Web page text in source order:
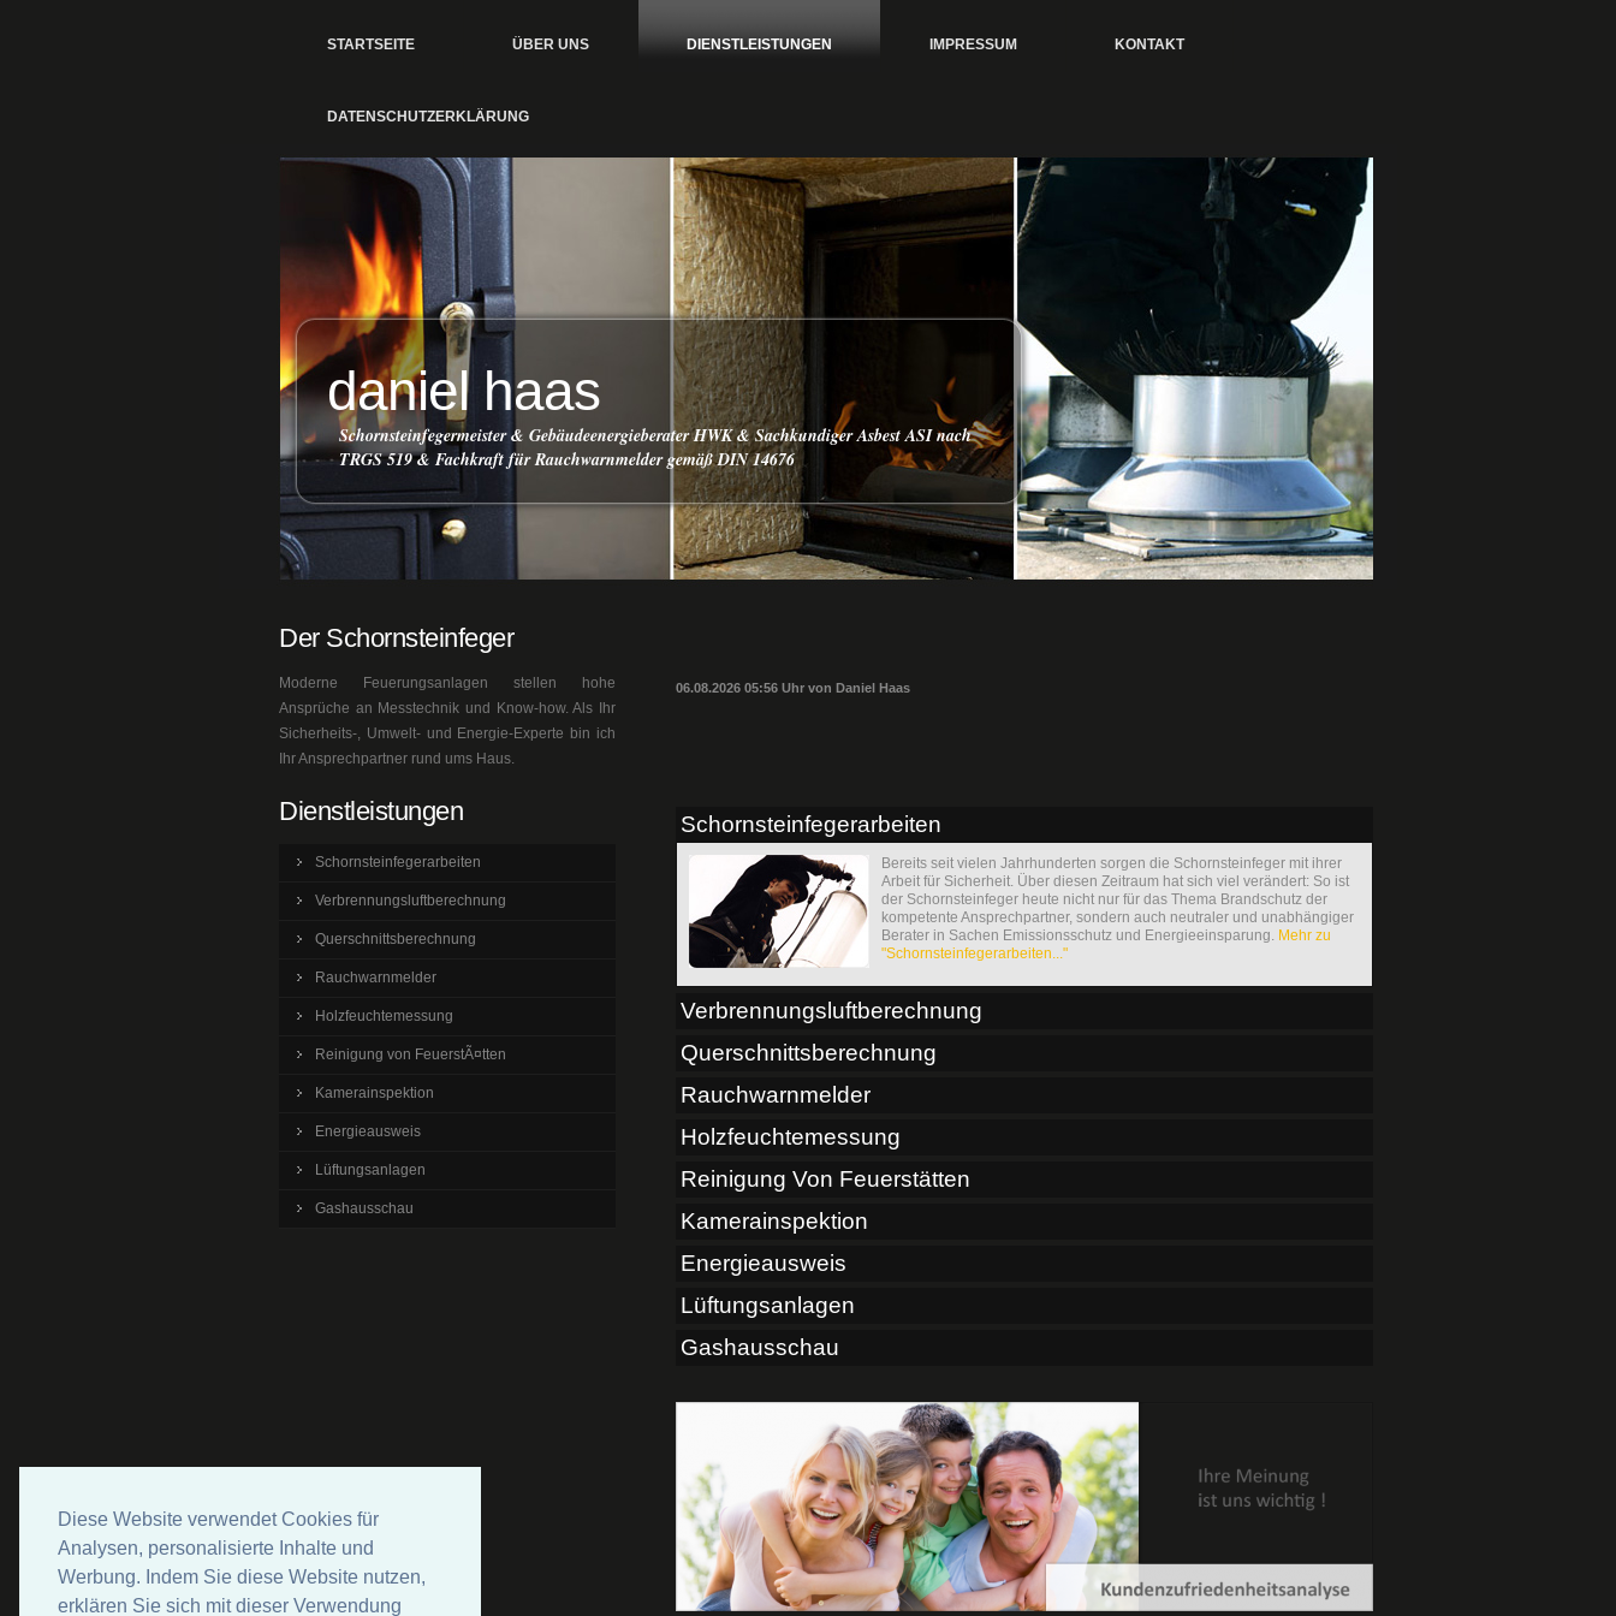
Diese Website verwendet Cookies für
Analysen, personalisierte Inhalte und
Werbung. Indem Sie diese Website nutzen,
erklären Sie sich mit dieser Verwendung
STARTSEITE ÜBER UNS DIENSTLEISTUNGEN IMPRESSUM KONTAKT
DATENSCHUTZERKLÄRUNG
daniel haas
Schornsteinfegermeister & Gebäudeenergieberater HWK & Sachkundiger Asbest ASI nach
TRGS 519 & Fachkraft für Rauchwarnmelder gemäß DIN 14676
06.08.2026 05:56 Uhr von Daniel Haas
Schornsteinfegerarbeiten
Bereits seit vielen Jahrhunderten sorgen die Schornsteinfeger mit ihrer
Arbeit für Sicherheit. Über diesen Zeitraum hat sich viel verändert: So ist
der Schornsteinfeger heute nicht nur für das Thema Brandschutz der
kompetente Ansprechpartner, sondern auch neutraler und unabhängiger
Berater in Sachen Emissionsschutz und Energieeinsparung. Mehr zu
"Schornsteinfegerarbeiten..."
Verbrennungsluftberechnung
Querschnittsberechnung
Rauchwarnmelder
Holzfeuchtemessung
Reinigung Von Feuerstätten
Kamerainspektion
Energieausweis
Lüftungsanlagen
Gashausschau
Der Schornsteinfeger
Moderne Feuerungsanlagen stellen hohe
Ansprüche an Messtechnik und Know-how. Als Ihr
Sicherheits-, Umwelt- und Energie-Experte bin ich
Ihr Ansprechpartner rund ums Haus.
Dienstleistungen
Schornsteinfegerarbeiten
Verbrennungsluftberechnung
Querschnittsberechnung
Rauchwarnmelder
Holzfeuchtemessung
Reinigung von FeuerstÃ¤tten
Kamerainspektion
Energieausweis
Lüftungsanlagen
Gashausschau